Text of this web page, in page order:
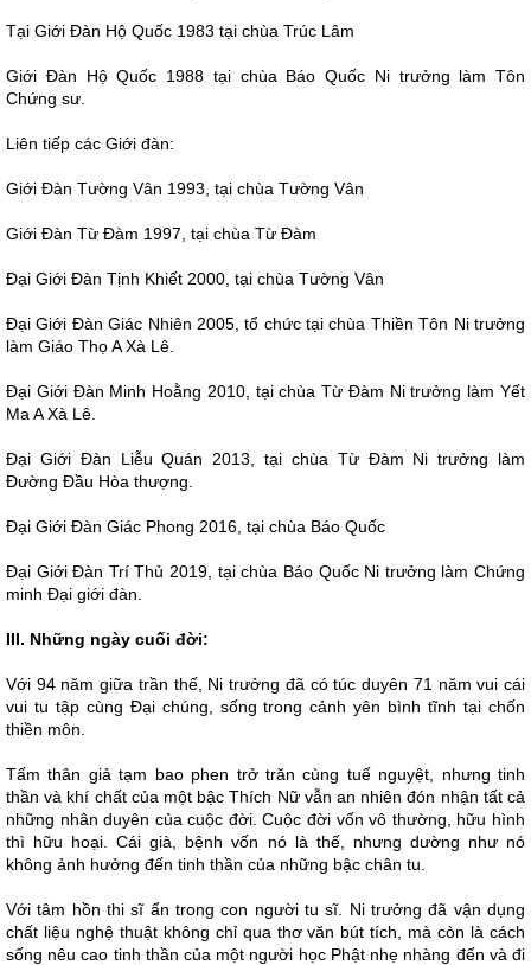
Tại Giới Đàn Hộ Quốc 1983 tại chùa Trúc Lâm
Giới Đàn Hộ Quốc 1988 tại chùa Báo Quốc Ni trưởng làm Tôn
Chứng sư.
Liên tiếp các Giới đàn:
Giới Đàn Tường Vân 1993, tại chùa Tường Vân
Giới Đàn Từ Đàm 1997, tại chùa Từ Đàm
Đại Giới Đàn Tịnh Khiết 2000, tại chùa Tường Vân
Đại Giới Đàn Giác Nhiên 2005, tổ chức tại chùa Thiền Tôn Ni trưởng
làm Giáo Thọ A Xà Lê.
Đại Giới Đàn Minh Hoằng 2010, tại chùa Từ Đàm Ni trưởng làm Yết
Ma A Xà Lê.
Đại Giới Đàn Liễu Quán 2013, tại chùa Từ Đàm Ni trưởng làm
Đường Đầu Hòa thượng.
Đại Giới Đàn Giác Phong 2016, tại chùa Báo Quốc
Đại Giới Đàn Trí Thủ 2019, tại chùa Báo Quốc Ni trưởng làm Chứng
minh Đại giới đàn.
III. Những ngày cuối đời:
Với 94 năm giữa trần thế, Ni trưởng đã có túc duyên 71 năm vui cái
vui tu tập cùng Đại chúng, sống trong cảnh yên bình tĩnh tại chốn
thiền môn.
Tấm thân giả tạm bao phen trở trăn cùng tuế nguyệt, nhưng tinh
thần và khí chất của một bậc Thích Nữ vẫn an nhiên đón nhận tất cả
những nhân duyên của cuộc đời. Cuộc đời vốn vô thường, hữu hình
thì hữu hoại. Cái già, bệnh vốn nó là thế, nhưng dường như nó
không ảnh hưởng đến tinh thần của những bậc chân tu.
Với tâm hồn thi sĩ ẩn trong con người tu sĩ. Ni trưởng đã vận dụng
chất liệu nghệ thuật không chỉ qua thơ văn bút tích, mà còn là cách
sống nêu cao tinh thần của một người học Phật nhẹ nhàng đến và đi